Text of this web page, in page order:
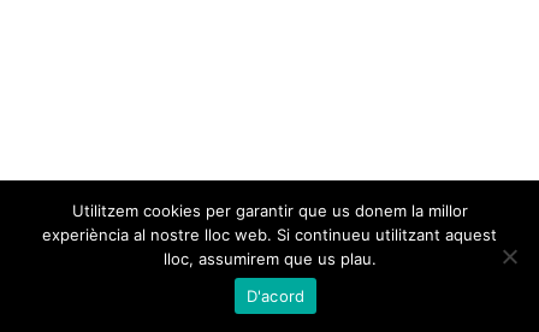
Utilitzem cookies per garantir que us donem la millor
experiència al nostre lloc web. Si continueu utilitzant aquest
lloc, assumirem que us plau.
D'acord